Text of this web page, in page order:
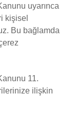
uyarınca
kişisel
Bu bağlamda
11.
ilişkin